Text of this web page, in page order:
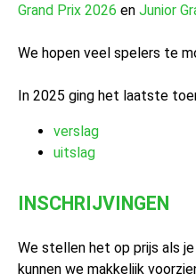
Grand Prix 2026 en Junior
We hopen veel spelers te
In 2025 ging het laatste
verslag
uitslag
INSCHRIJVINGEN
We stellen het op prijs als
kunnen we makkelijk